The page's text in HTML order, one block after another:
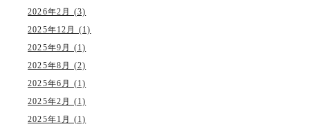
2026年2月 (3)
2025年12月 (1)
2025年9月 (1)
2025年8月 (2)
2025年6月 (1)
2025年2月 (1)
2025年1月 (1)